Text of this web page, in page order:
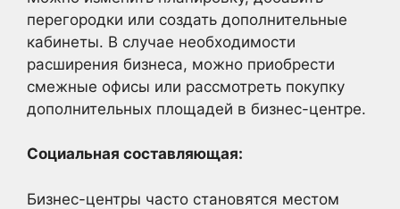
перегородки или создать дополнительные
кабинеты. В случае необходимости
расширения бизнеса, можно приобрести
смежные офисы или рассмотреть покупку
дополнительных площадей в бизнес-центре.
Социальная составляющая:
Бизнес-центры часто становятся местом